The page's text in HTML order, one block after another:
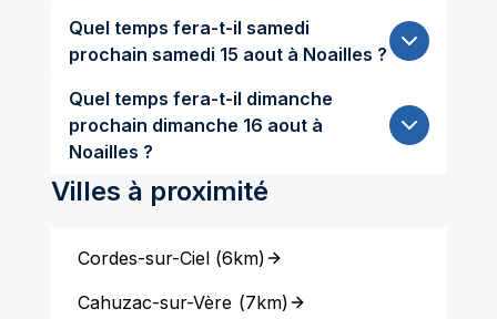
Quel temps fera-t-il samedi
prochain samedi 15 aout à Noailles ?
Quel temps fera-t-il dimanche
prochain dimanche 16 aout à
Noailles ?
Villes à proximité
Cordes-sur-Ciel(6km)
Cahuzac-sur-Vère (7km)